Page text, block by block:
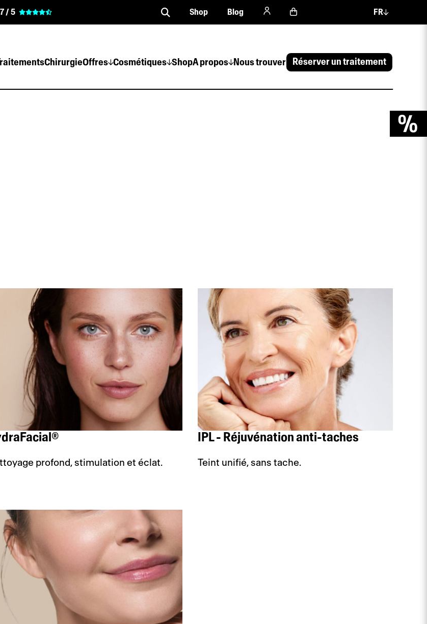
ChirurgieOffres Cosmétiques ShopA propos Nous trouver Réserver un traitement
/ 5 Shop Blog FR
profond, stimulation et éclat.
IPL - Réjuvénation anti-taches
Teint unifié, sans tache.